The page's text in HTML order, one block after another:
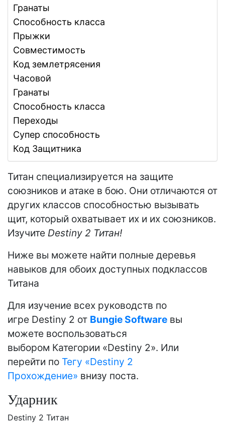
Гранаты
Способность класса
Прыжки
Совместимость
Код землетрясения
Часовой
Гранаты
Способность класса
Переходы
Супер способность
Код Защитника
Титан специализируется на защите
союзников и атаке в бою. Они отличаются от
других классов способностью вызывать
щит, который охватывает их и их союзников.
Изучите Destiny 2 Титан!
Ниже вы можете найти полные деревья
навыков для обоих доступных подклассов
Титана
Для изучение всех руководств по
игре Destiny 2 от Bungie Software вы
можете воспользоваться
выбором Категории «Destiny 2». Или
перейти по Тегу «Destiny 2
Прохождение» внизу поста.
Ударник
Destiny 2 Титан